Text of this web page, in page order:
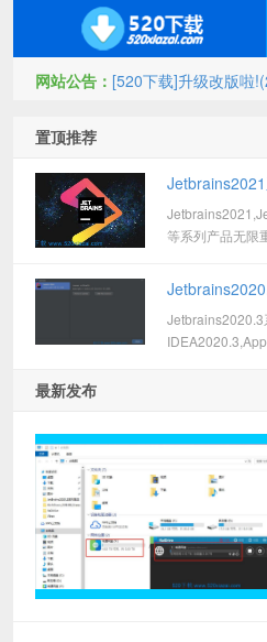
网站公告： [520下载]升级改版啦
置顶推荐
等系列产品无限
等永久破解注册
Jetbrains2020.3
最新发布